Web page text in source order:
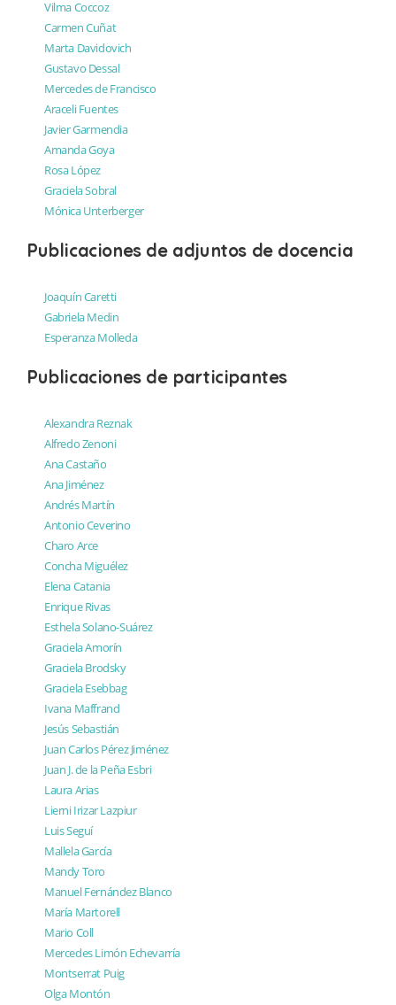
Vilma Coccoz
Carmen Cuñat
Marta Davidovich
Gustavo Dessal
Mercedes de Francisco
Araceli Fuentes
Javier Garmendia
Amanda Goya
Rosa López
Graciela Sobral
Mónica Unterberger
Publicaciones de adjuntos de docencia
Joaquín Caretti
Gabriela Medin
Esperanza Molleda
Publicaciones de participantes
Alexandra Reznak
Alfredo Zenoni
Ana Castaño
Ana Jiménez
Andrés Martín
Antonio Ceverino
Charo Arce
Concha Miguélez
Elena Catania
Enrique Rivas
Esthela Solano-Suárez
Graciela Amorín
Graciela Brodsky
Graciela Esebbag
Ivana Maffrand
Jesús Sebastián
Juan Carlos Pérez Jiménez
Juan J. de la Peña Esbri
Laura Arias
Lierni Irizar Lazpiur
Luis Seguí
Mallela García
Mandy Toro
Manuel Fernández Blanco
María Martorell
Mario Coll
Mercedes Limón Echevarría
Montserrat Puig
Olga Montón